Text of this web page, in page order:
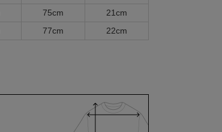
75cm
21cm
77cm 22cm